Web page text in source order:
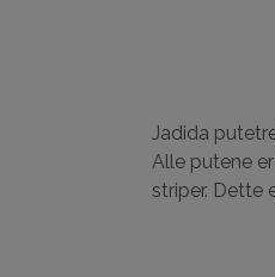
Jadida
Alle putene
striper. Dette